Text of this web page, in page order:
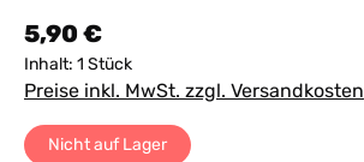
Regulärer Preis:
5,90 €
Inhalt: 1 Stück
Preise inkl. MwSt. zzgl. Versandkosten
Nicht auf Lager